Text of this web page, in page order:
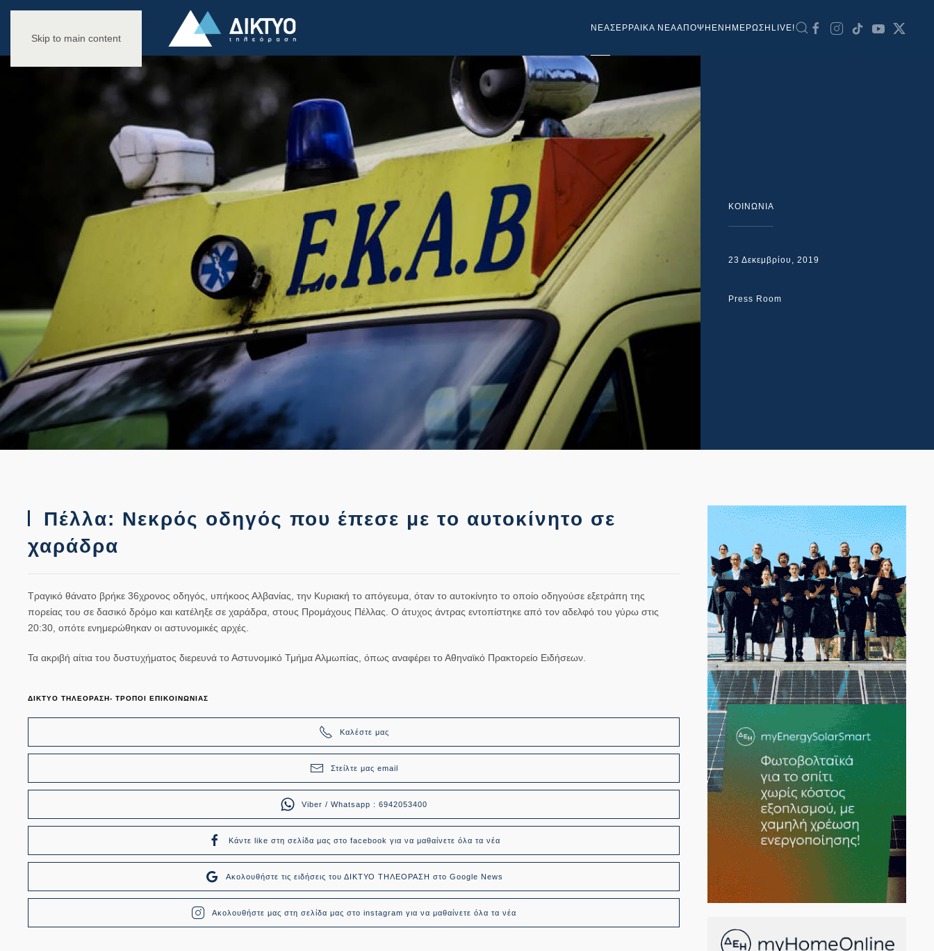
Skip to main content
NEAΣΕΡΡΑΙΚΑ ΝΕΑΑΠΟΨΗ ΕΝΗΜΕΡΩΣΗ LIVE!
ΚΟΙΝΩΝΙΑ
23 Δεκεμβρίου, 2019
Press Room
Πέλλα: Νεκρός οδηγός που έπεσε με το αυτοκίνητο σε
χαράδρα
Τραγικό θάνατο βρήκε 36χρονος οδηγός, υπήκοος Αλβανίας, την Κυριακή το απόγευμα, όταν το αυτοκίνητο το οποίο οδηγούσε εξετράπη της
πορείας του σε δασικό δρόμο και κατέληξε σε χαράδρα, στους Προμάχους Πέλλας . Ο άτυχος άντρας εντοπίστηκε από τον αδελφό του γύρω στις
20:30, οπότε ενημερώθηκαν οι αστυνομικές αρχές.
Τα ακριβή αίτια του δυστυχήματος διερευνά το Αστυνομικό Τμήμα Αλμωπίας, όπως αναφέρει το Αθηναϊκό Πρακτορείο Ειδήσεων.
ΔΙΚΤΥΟ ΤΗΛΕΟΡΑΣΗ- ΤΡΟΠΟΙ ΕΠΙΚΟΙΝΩΝΙΑΣ
Καλέστε μας
Στείλτε μας email
Viber / Whatsapp : 6942053400
Κάντε like στη σελίδα μας στο facebook για να μαθαίνετε όλα τα νέα
Ακολουθήστε τις ειδήσεις του ΔΙΚΤΥΟ ΤΗΛΕΟΡΑΣΗ στο Google News
Ακολουθήστε μας στη σελίδα μας στο instagram για να μαθαίνετε όλα τα νέα